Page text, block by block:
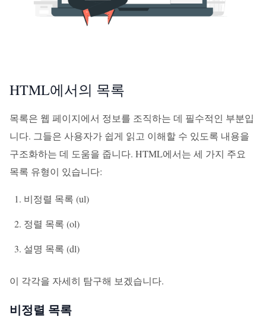
HTML에서의 목록
목록은 웹 페이지에서 정보를 조직하는 데 필수적인 부분입
니다. 그들은 사용자가 쉽게 읽고 이해할 수 있도록 내용을
구조화하는 데 도움을 줍니다. HTML에서는 세 가지 주요
목록 유형이 있습니다:
비정렬 목록 (ul)
정렬 목록 (ol)
설명 목록 (dl)
이 각각을 자세히 탐구해 보겠습니다.
비정렬 목록